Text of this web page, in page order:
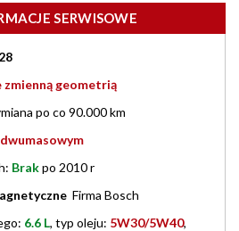
SERWISOWE
zmienną geometrią
po co 90.000 km
Brakpo 2010 r
Firma Bosch
6.6 L, typ oleju: 5W30/5W40,